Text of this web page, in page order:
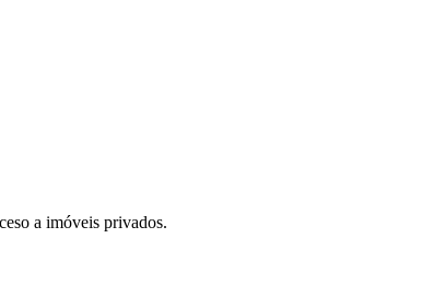
a imóveis privados.